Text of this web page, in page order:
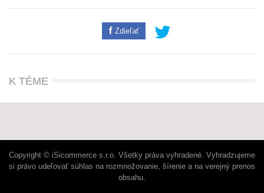
Zdieľať
K TÉME
Copyright © iSicommerce s.r.o. Všetky práva vyhradené. Vyhradzujeme
si právo udeľovať súhlas na rozmnožovanie, šírenie a na verejný prenos
obsahu.